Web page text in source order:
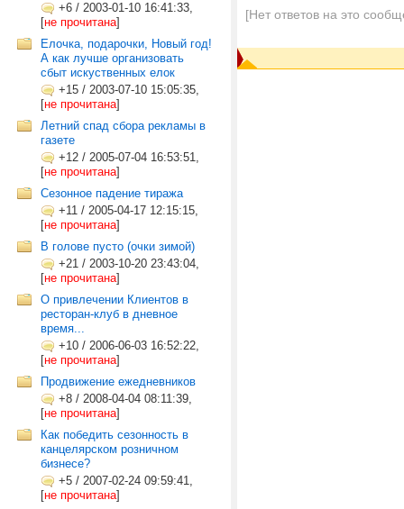
+6 / 2003-01-10 16:41:33,
[не прочитана]
Елочка, подарочки, Новый год!
А как лучше организовать
сбыт искуственных елок
+15 / 2003-07-10 15:05:35,
[не прочитана]
Летний спад сбора рекламы в
газете
+12 / 2005-07-04 16:53:51,
[не прочитана]
Сезонное падение тиража
+11 / 2005-04-17 12:15:15,
[не прочитана]
В голове пусто (очки зимой)
+21 / 2003-10-20 23:43:04,
[не прочитана]
О привлечении Клиентов в
ресторан-клуб в дневное
время...
+10 / 2006-06-03 16:52:22,
[не прочитана]
Продвижение ежедневников
+8 / 2008-04-04 08:11:39,
[не прочитана]
Как победить сезонность в
канцелярском розничном
бизнесе?
+5 / 2007-02-24 09:59:41,
[не прочитана]
[Нет ответов на это